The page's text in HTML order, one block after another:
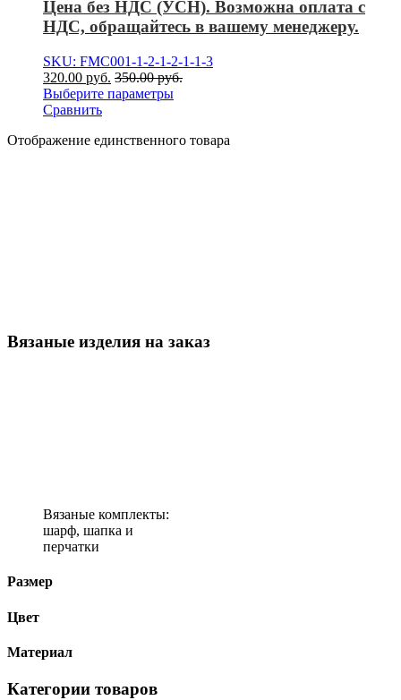
Цена без НДС (УСН). Возможна оплата с
НДС, обращайтесь в вашему менеджеру.
SKU: FMC001-1-2-1-2-1-1-3
320.00 руб. 350.00руб.
Выберите параметры
Сравнить
Отображение единственного товара
Вязаные изделия на заказ
Вязаные комплекты:
шарф, шапка и
перчатки
Размер
Цвет
Материал
Категории товаров